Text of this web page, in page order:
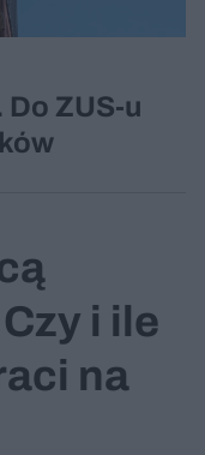
ZUS-u
i ile
na